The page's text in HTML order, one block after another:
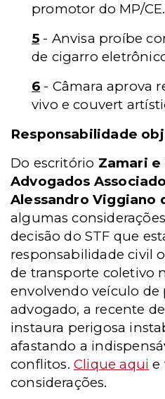
promotor do MP/CE.
5 - Anvisa proíbe
de cigarro
6 - Câmara aprova
vivo e couvert
Responsabilidade
Do escritório Zamari
Advogados
Alessandro Viggiano
algumas
decisão do STF que
responsabilidade civil
de transporte coletivo
envolvendo veículo de
advogado, a recente
instaura perigosa
afastando a
conflitos.Clique aqui e
considerações.